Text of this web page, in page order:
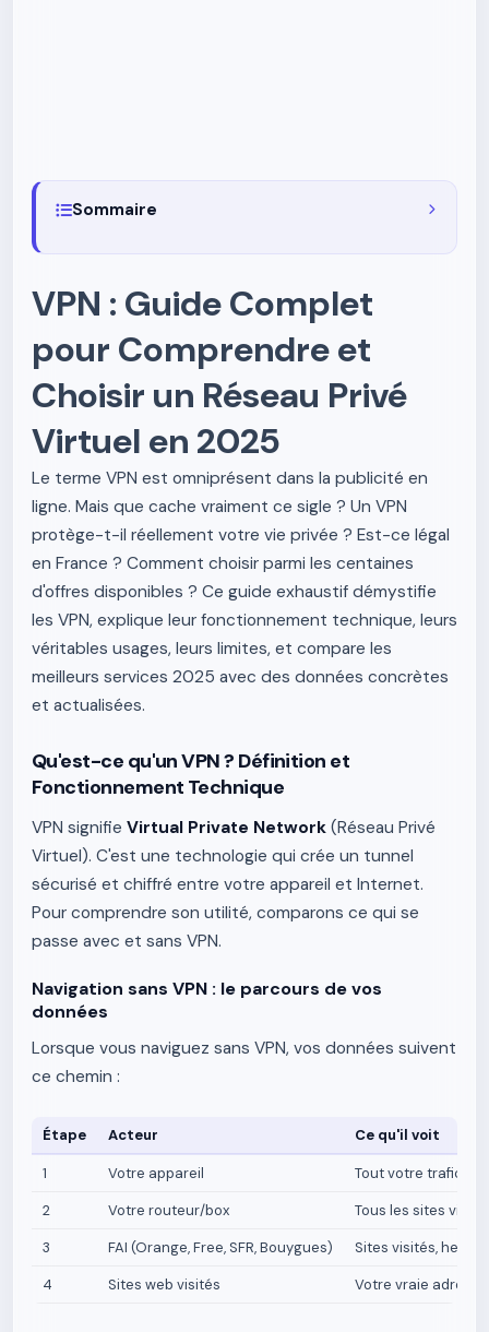
Sommaire
VPN : Guide Complet
pour Comprendre et
Choisir un Réseau Privé
Virtuel en 2025
Le terme VPN est omniprésent dans la publicité en
ligne. Mais que cache vraiment ce sigle ? Un VPN
protège-t-il réellement votre vie privée ? Est-ce légal
en France ? Comment choisir parmi les centaines
d'offres disponibles ? Ce guide exhaustif démystifie
les VPN, explique leur fonctionnement technique, leurs
véritables usages, leurs limites, et compare les
meilleurs services 2025 avec des données concrètes
et actualisées.
Qu'est-ce qu'un VPN ? Définition et
Fonctionnement Technique
VPN signifie Virtual Private Network (Réseau Privé
Virtuel). C'est une technologie qui crée un tunnel
sécurisé et chiffré entre votre appareil et Internet.
Pour comprendre son utilité, comparons ce qui se
passe avec et sans VPN.
Navigation sans VPN : le parcours de vos
données
Lorsque vous naviguez sans VPN, vos données suivent
ce chemin :
Étape Acteur Ce qu'il voit
1 Votre appareil
Tout votre trafic en
2
Votre routeur/box
Tous les sites
3
FAI (Orange, Free, SFR, Bouygues)
Sites visités,
4
Sites web visités Votre vraie